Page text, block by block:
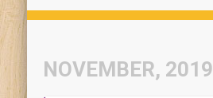
NOVEMBER, 2019